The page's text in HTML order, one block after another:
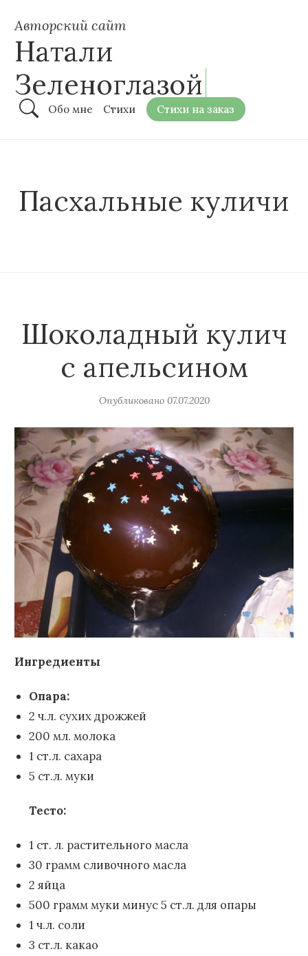
Авторский сайт
Натали
Зеленоглазой
Обо мне Стихи Стихи на заказ
Пасхальные куличи
Шоколадный кулич
с апельсином
Опубликовано 07.07.2020
Ингредиенты
Опара:
2 ч.л. сухих дрожжей
200 мл. молока
1 ст.л. сахара
5 ст.л. муки
Тесто:
1 ст. л. растительного масла
30 грамм сливочного масла
2 яйца
500 грамм муки минус 5 ст.л. для опары
1 ч.л. соли
3 ст.л. какао